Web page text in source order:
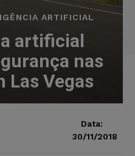
ARTIFICIAL
artificial
nas
Las Vegas
Data:
30/11/2018